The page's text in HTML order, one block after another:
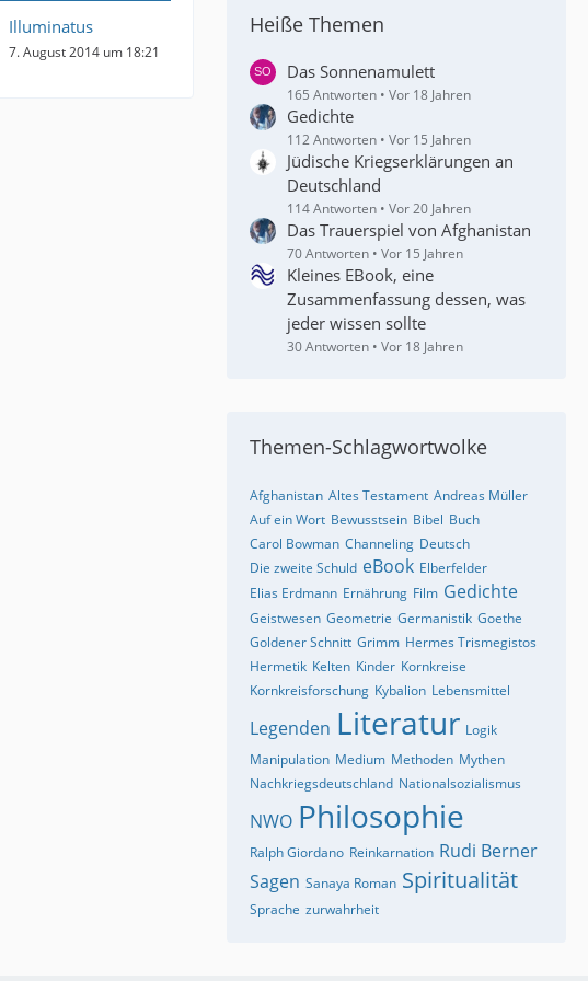
Illuminatus
7. August 2014 um 18:21
Heiße Themen
Das Sonnenamulett
165 Antworten Vor 18 Jahren
Gedichte
112 Antworten Vor 15 Jahren
Jüdische Kriegserklärungen an
Deutschland
114 Antworten Vor 20 Jahren
Das Trauerspiel von Afghanistan
70 Antworten Vor 15 Jahren
Kleines EBook, eine
Zusammenfassung dessen, was
jeder wissen sollte
30 Antworten Vor 18 Jahren
Themen-Schlagwortwolke
Afghanistan Altes Testament Andreas Müller
Auf ein Wort Bewusstsein Bibel Buch
Carol Bowman Channeling Deutsch
Die zweite Schuld eBook Elberfelder
Elias Erdmann Ernährung Film Gedichte
Geistwesen Geometrie Germanistik Goethe
Goldener Schnitt Grimm Hermes Trismegistos
Hermetik Kelten Kinder Kornkreise
Kornkreisforschung Kybalion Lebensmittel
Legenden Literatur Logik
Manipulation Medium Methoden Mythen
Nachkriegsdeutschland Nationalsozialismus
NWO Philosophie
Ralph Giordano Reinkarnation Rudi Berner
Sagen Sanaya Roman Spiritualität
Sprache zurwahrheit